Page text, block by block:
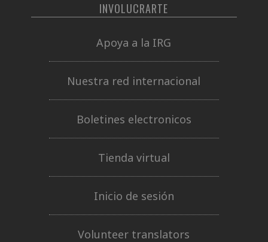
INVOLUCRARTE
Apoya a la IRG
Nuestra red internacional
Boletines electronicos
Tienda virtual
Inicio de sesión
Volunteer translators